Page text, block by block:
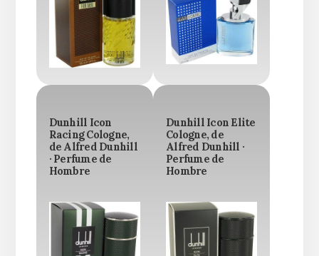
Dunhill Icon
Racing Cologne,
de Alfred Dunhill
· Perfume de
Hombre
Dunhill Icon Elite
Cologne, de
Alfred Dunhill ·
Perfume de
Hombre